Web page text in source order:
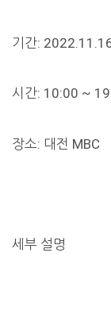
기간:
시간: 10:00 ~
장소: 대전 MBC
세부 설명